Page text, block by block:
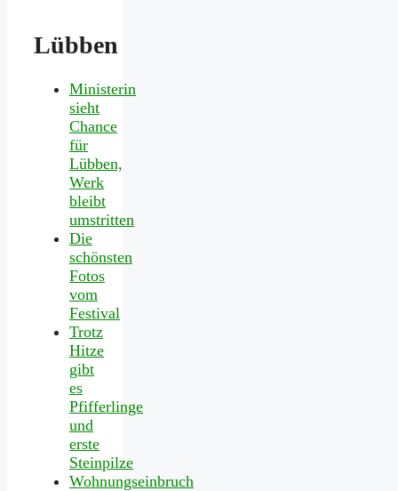
Lübben
Ministerin
sieht
Chance
für
Lübben,
Werk
bleibt
umstritten
Die
schönsten
Fotos
vom
Festival
Trotz
Hitze
gibt
es
Pfifferlinge
und
erste
Steinpilze
Wohnungseinbruch